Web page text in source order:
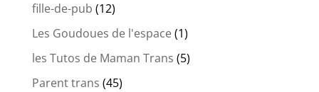
fille-de-pub (12)
Les Goudoues de l'espace(1)
les Tutos de Maman Trans (5)
Parent trans (45)